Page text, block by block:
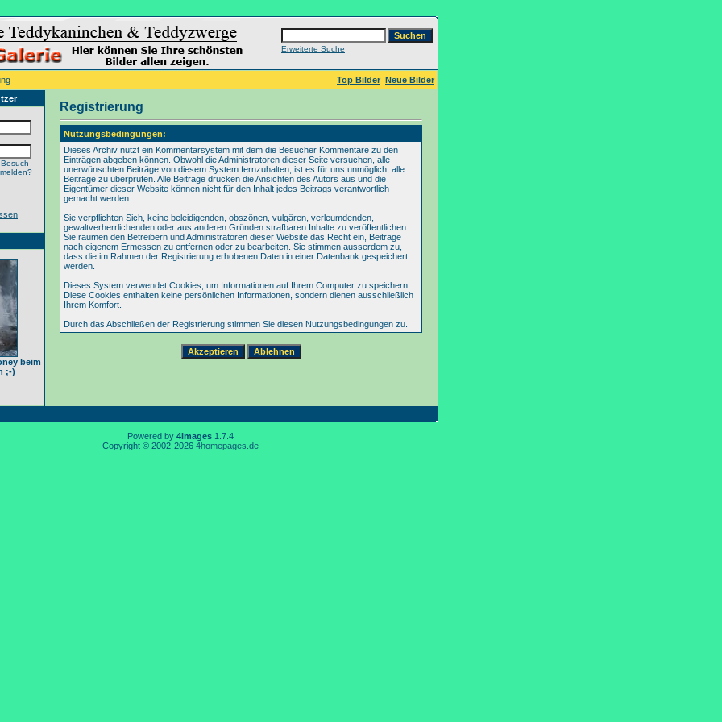
Erweiterte Suche
Top Bilder Neue Bilder
beim
;-)
Registrierung
Nutzungsbedingungen:
Dieses Archiv nutzt ein Kommentarsystem mit dem die Besucher Kommentare zu den
Einträgen abgeben können. Obwohl die Administratoren dieser Seite versuchen, alle
unerwünschten Beiträge von diesem System fernzuhalten, ist es für uns unmöglich, alle
Beiträge zu überprüfen. Alle Beiträge drücken die Ansichten des Autors aus und die
Eigentümer dieser Website können nicht für den Inhalt jedes Beitrags verantwortlich
gemacht werden.
Sie verpflichten Sich, keine beleidigenden, obszönen, vulgären, verleumdenden,
gewaltverherrlichenden oder aus anderen Gründen strafbaren Inhalte zu veröffentlichen.
Sie räumen den Betreibern und Administratoren dieser Website das Recht ein, Beiträge
nach eigenem Ermessen zu entfernen oder zu bearbeiten. Sie stimmen ausserdem zu,
dass die im Rahmen der Registrierung erhobenen Daten in einer Datenbank gespeichert
werden.
Dieses System verwendet Cookies, um Informationen auf Ihrem Computer zu speichern.
Diese Cookies enthalten keine persönlichen Informationen, sondern dienen ausschließlich
Ihrem Komfort.
Durch das Abschließen der Registrierung stimmen Sie diesen Nutzungsbedingungen zu.
Powered by 4images 1.7.4
Copyright © 2002-2026 4homepages.de